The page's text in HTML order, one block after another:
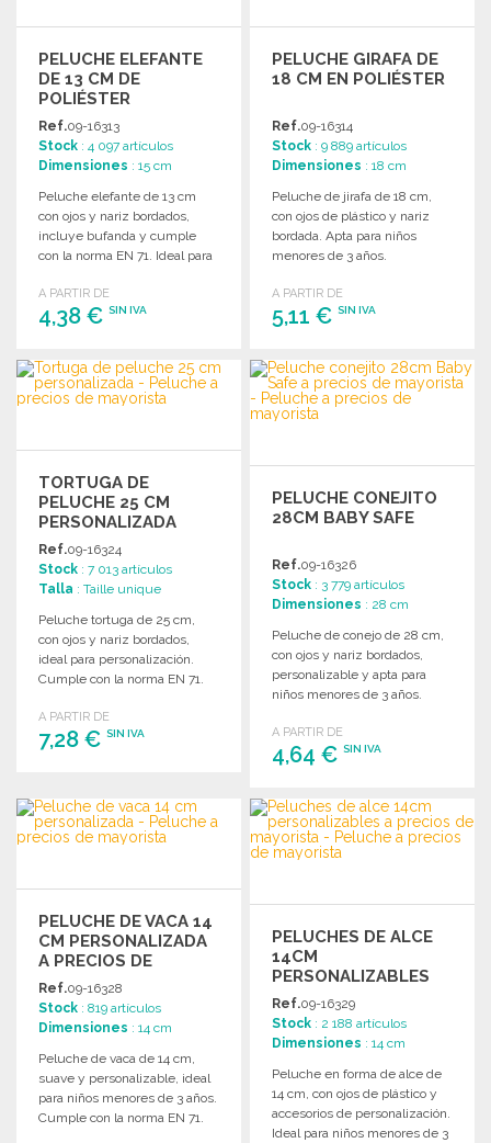
PELUCHE ELEFANTE
DE 13 CM DE
POLIÉSTER
Ref.09-16313
Stock : 4 097 artículos
Dimensiones : 15 cm
Peluche elefante de 13 cm
con ojos y nariz bordados,
incluye bufanda y cumple
con la norma EN 71. Ideal para
A PARTIR DE
4,38 € SIN IVA
PEDIR
Solicitar un presupuesto
PELUCHE GIRAFA DE
18 CM EN POLIÉSTER
Ref.09-16314
Stock : 9 889 artículos
Dimensiones : 18 cm
Peluche de jirafa de 18 cm,
con ojos de plástico y nariz
bordada. Apta para niños
menores de 3 años.
A PARTIR DE
5,11 €SIN IVA
PEDIR
Solicitar un presupuesto
TORTUGA DE
PELUCHE 25 CM
PERSONALIZADA
Ref.09-16324
Stock : 7 013 artículos
Talla : Taille unique
Peluche tortuga de 25 cm,
con ojos y nariz bordados,
ideal para personalización.
Cumple con la norma EN 71.
A PARTIR DE
7,28 € SIN IVA
Solicitar un presupuesto
PELUCHE CONEJITO
28CM BABY SAFE
Ref.09-16326
Stock : 3 779 artículos
Dimensiones : 28 cm
Peluche de conejo de 28 cm,
con ojos y nariz bordados,
personalizable y apta para
niños menores de 3 años.
A PARTIR DE
4,64 €SIN IVA
PEDIR
Solicitar un presupuesto
PELUCHE DE VACA 14
CM PERSONALIZADA
A PRECIOS DE
MAYORISTA
Ref.09-16328
Stock : 819 artículos
Dimensiones : 14 cm
Peluche de vaca de 14 cm,
suave y personalizable, ideal
para niños menores de 3 años.
Cumple con la norma EN 71.
PELUCHES DE ALCE
14CM
PERSONALIZABLES
Ref.09-16329
Stock : 2 188 artículos
Dimensiones : 14 cm
Peluche en forma de alce de
14 cm, con ojos de plástico y
accesorios de personalización.
Ideal para niños menores de 3